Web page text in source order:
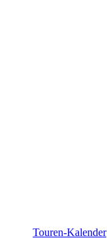
Touren-Kalender